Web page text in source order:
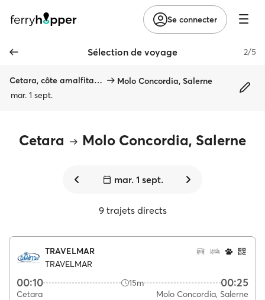
Se connecter
Sélection de voyage 2/5
Cetara, côte amalfitaine
Molo Concordia, Salerne
mar. 1 sept.
Cetara Molo Concordia, Salerne
mar. 1 sept.
9 trajets directs
TRAVELMAR
TRAVELMAR
00:10 15m 00:25
Cetara Molo Concordia, Salerne